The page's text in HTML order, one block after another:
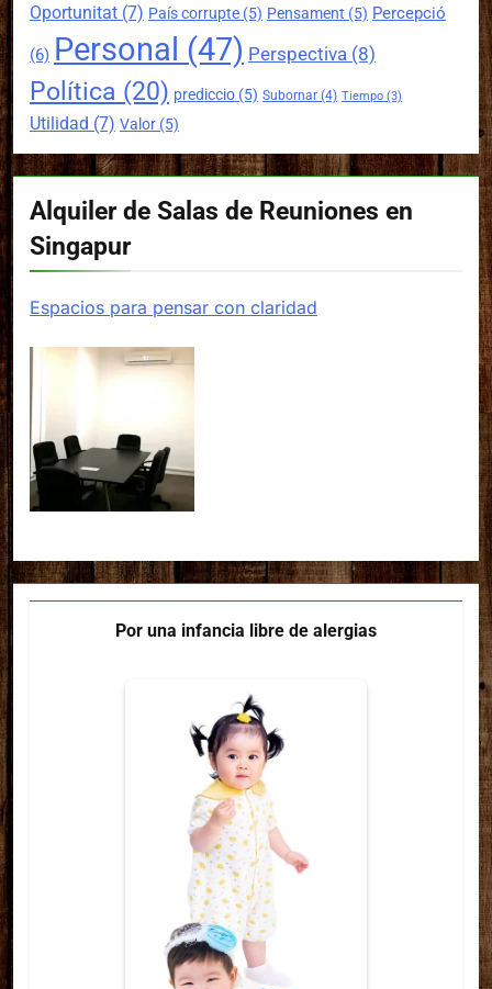
Oportunitat (7) País corrupte (5) Pensament (5) Percepció
(6) Personal (47) Perspectiva (8)
Política (20) prediccio (5) Subornar (4) Tiempo (3)
Utilidad (7) Valor (5)
Alquiler de Salas de Reuniones en
Singapur
Espacios para pensar con claridad
Por una infancia libre de alergias